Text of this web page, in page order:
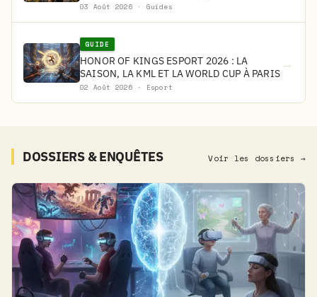
03 Août 2026 · Guides
GUIDE
HONOR OF KINGS ESPORT 2026 : LA
SAISON, LA KML ET LA WORLD CUP À PARIS
02 Août 2026 · Esport
→
DOSSIERS & ENQUÊTES Voir les dossiers →